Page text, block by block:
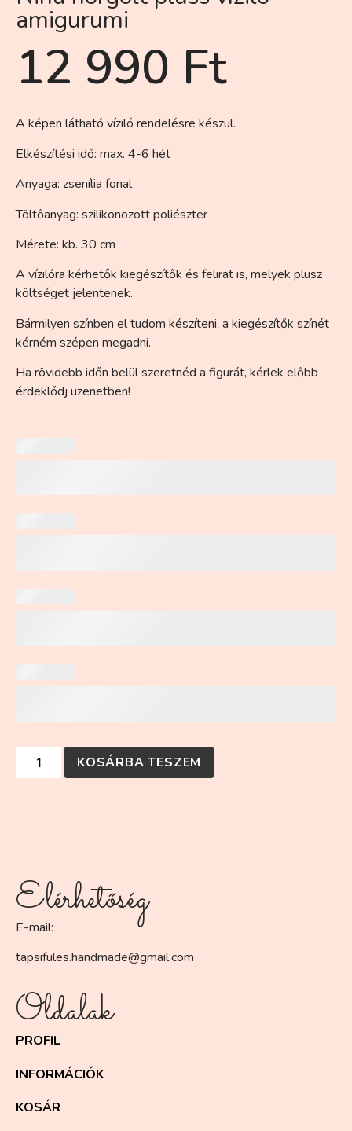
amigurumi
12 990 Ft
A képen látható víziló rendelésre készül.
Elkészítési idő: max. 4-6 hét
Anyaga: zsenília fonal
Töltőanyag: szilikonozott poliészter
Mérete: kb. 30 cm
A vízilóra kérhetők kiegészítők és felirat is, melyek plusz
költséget jelentenek.
Bármilyen színben el tudom készíteni, a kiegészítők színét
kérném szépen megadni.
Ha rövidebb időn belül szeretnéd a figurát, kérlek előbb
érdeklődj üzenetben!
KOSÁRBA TESZEM
Elérhetőség
E-mail:
tapsifules.handmade@gmail.com
Oldalak
PROFIL
INFORMÁCIÓK
KOSÁR